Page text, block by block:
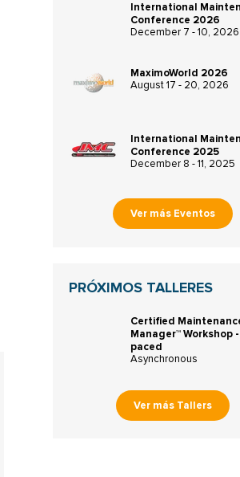
International
Conference 2026
December 7 - 10, 2026
MaximoWorld 2026
August 17 - 20, 2026
International
Conference 2025
December 8 - 11, 2025
Ver más Eventos
PRÓXIMOS TALLERES
Certified
Manager™ Workshop
paced
Asynchronous
Ver más Tallers